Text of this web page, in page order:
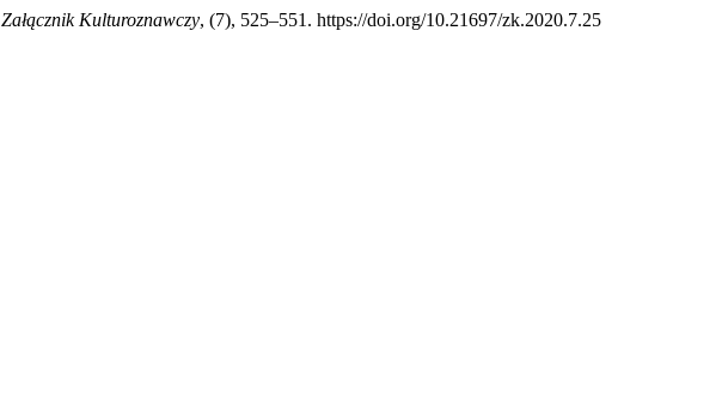
Załącznik Kulturoznawczy, (7), 525–551. https://doi.org/10.21697/zk.2020.7.25